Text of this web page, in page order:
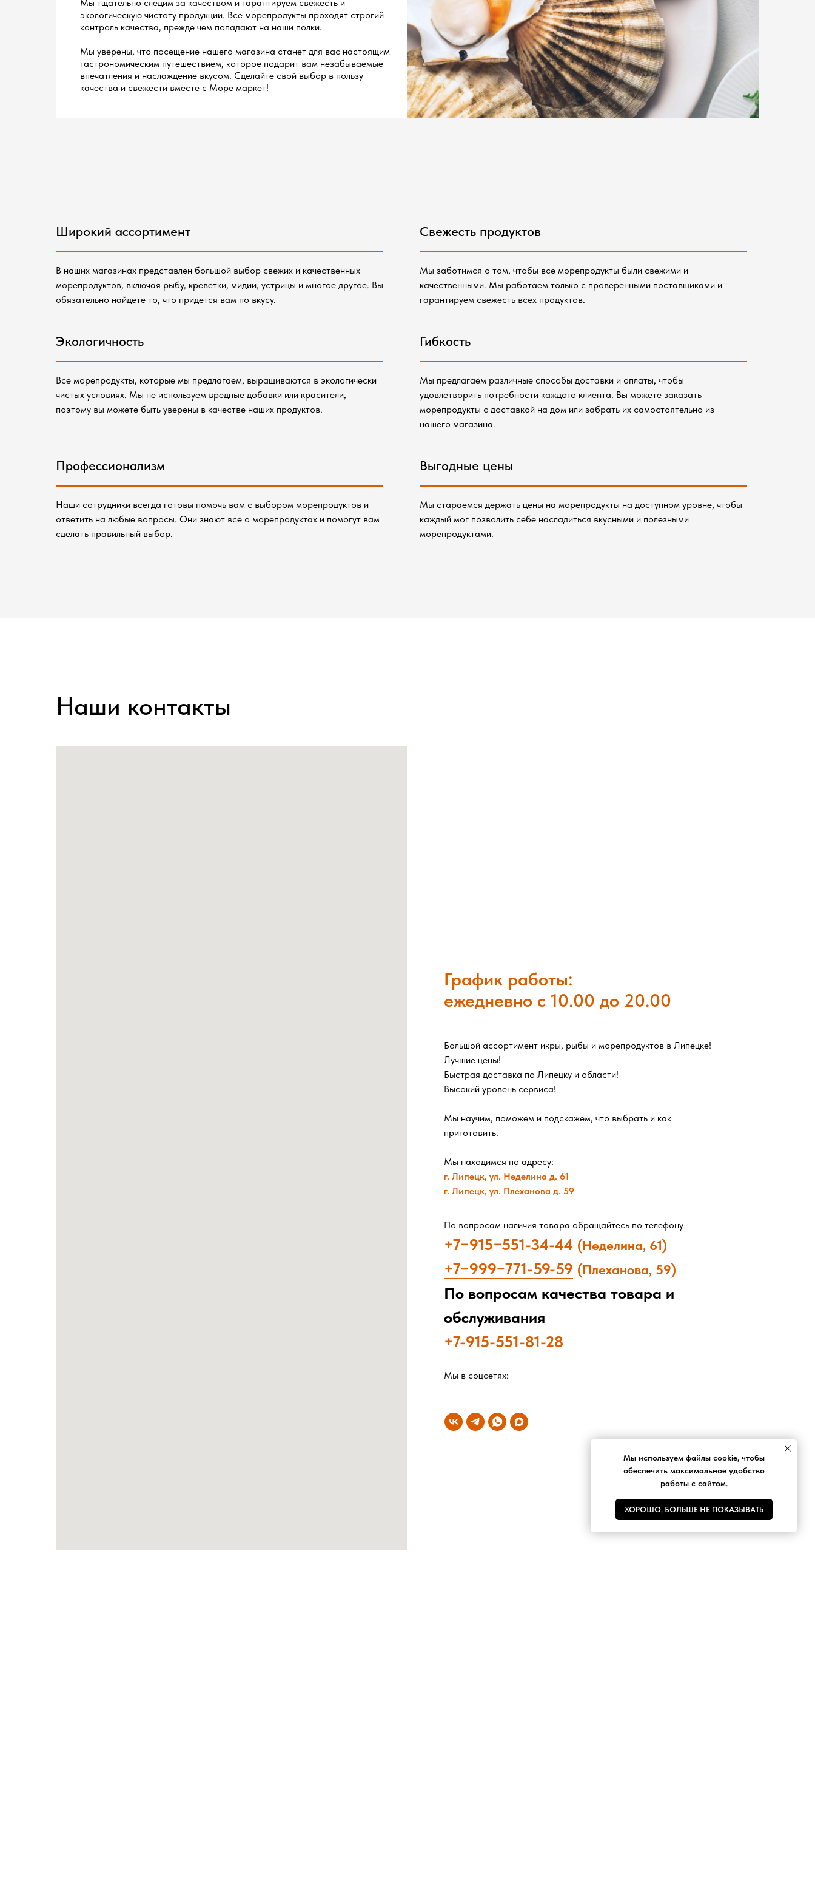
Мы тщательно следим за качеством и гарантируем свежесть и
экологическую чистоту продукции. Все морепродукты проходят строгий
контроль качества, прежде чем попадают на наши полки.
Мы уверены, что посещение нашего магазина станет для вас настоящим
гастрономическим путешествием, которое подарит вам незабываемые
впечатления и наслаждение вкусом. Сделайте свой выбор в пользу
качества и свежести вместе с Море маркет!
Широкий ассортимент
В наших магазинах представлен большой выбор свежих и качественных
морепродуктов, включая рыбу, креветки, мидии, устрицы и многое другое. Вы
обязательно найдете то, что придется вам по вкусу.
Свежесть продуктов
Мы заботимся о том, чтобы все морепродукты были свежими и
качественными. Мы работаем только с проверенными поставщиками и
гарантируем свежесть всех продуктов.
Экологичность
Все морепродукты, которые мы предлагаем, выращиваются в экологически
чистых условиях. Мы не используем вредные добавки или красители,
поэтому вы можете быть уверены в качестве наших продуктов.
Гибкость
Мы предлагаем различные способы доставки и оплаты, чтобы
удовлетворить потребности каждого клиента. Вы можете заказать
морепродукты с доставкой на дом или забрать их самостоятельно из
нашего магазина.
Профессионализм
Наши сотрудники всегда готовы помочь вам с выбором морепродуктов и
ответить на любые вопросы. Они знают все о морепродуктах и помогут вам
сделать правильный выбор.
Выгодные цены
Мы стараемся держать цены на морепродукты на доступном уровне, чтобы
каждый мог позволить себе насладиться вкусными и полезными
морепродуктами.
Наши контакты
График работы:
ежедневно с 10.00 до 20.00
Большой ассортимент икры, рыбы и морепродуктов в Липецке!
Лучшие цены!
Быстрая доставка по Липецку и области!
Высокий уровень сервиса!
Мы научим, поможем и подскажем, что выбрать и как
приготовить.
Мы находимся по адресу:
г. Липецк, ул. Неделина д. 61
г. Липецк, ул. Плеханова д. 59
По вопросам наличия товара обращайтесь по телефону
+7−915−551-34-44 (Неделина, 61)
+7−999−771-59-59 (Плеханова, 59)
По вопросам качества товара и
обслуживания
+7-915-551-81-28
Мы в соцсетях:
Мы используем файлы cookie, чтобы
обеспечить максимальное удобство
работы с сайтом.
ХОРОШО, БОЛЬШЕ НЕ ПОКАЗЫВАТЬ